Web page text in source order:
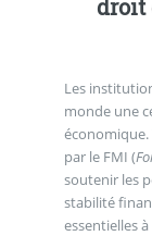
droit
Les
monde une
économique.
par le FMI (
soutenir les
stabilité
essentielles